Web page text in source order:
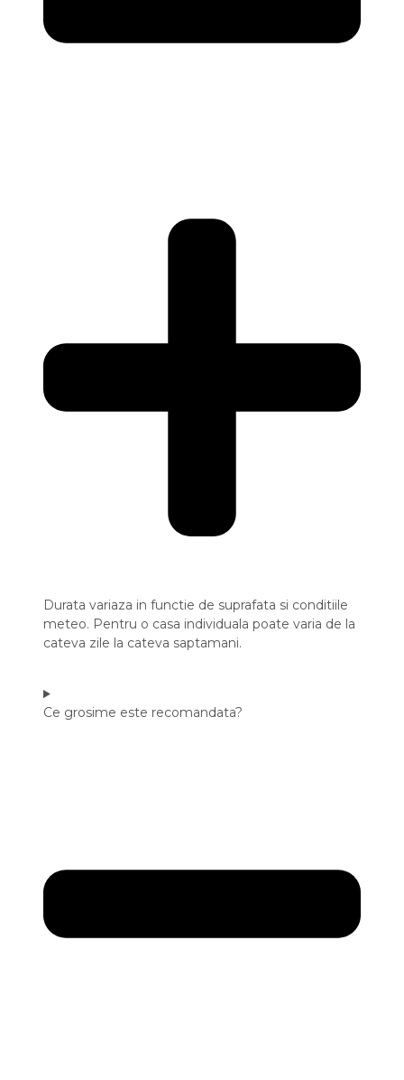
Durata variaza in functie de suprafata si conditiile
meteo. Pentru o casa individuala poate varia de la
cateva zile la cateva saptamani.
Ce grosime este recomandata?